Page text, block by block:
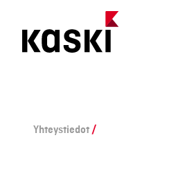
sisältöönYhteystiedot /